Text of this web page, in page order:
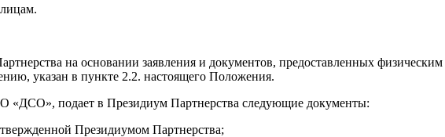
на основании заявления и документов, предоставленных
указан в пункте 2.2. настоящего Положения.
подает в Президиум Партнерства следующие документы:
Президиумом Партнерства;